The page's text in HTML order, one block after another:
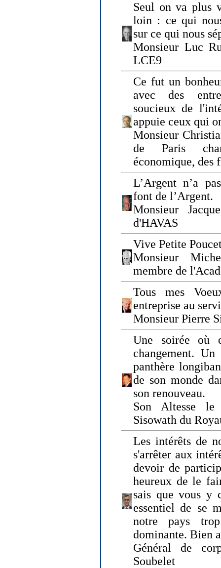
Seul on va plus
loin : ce qui
sur ce qui nous
Monsieur Luc
LCE9
Ce fut un
avec des
soucieux de
appuie ceux qui
Monsieur
de Paris
économique, des
L’Argent n’a
font de l’Argent.
Monsieur
d'HAVAS
Vive Petite
Monsieur
membre de
Tous mes
entreprise au
Monsieur Pierre
Une soirée où
changement.
panthère
de son monde
son renouveau.
Son Altesse le
Sisowath du
Les intérêts de
s'arrêter aux
devoir de
heureux de le
sais que vous y
essentiel de se
notre pays
dominante. Bien
Général de
Soubelet